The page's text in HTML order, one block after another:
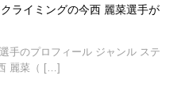
ライミングの今西 麗菜選手が
手のプロフィール ジャンル ステ
麗菜（ […]